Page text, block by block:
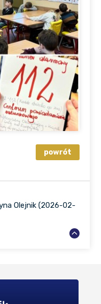
Olejnik (2026-02-